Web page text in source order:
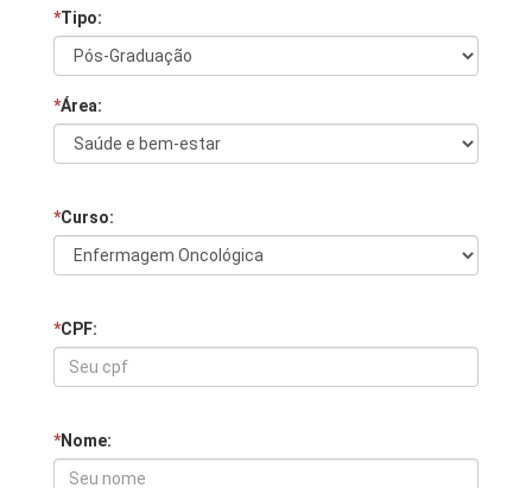
*Tipo:
*Área:
*Curso:
*CPF:
*Nome: